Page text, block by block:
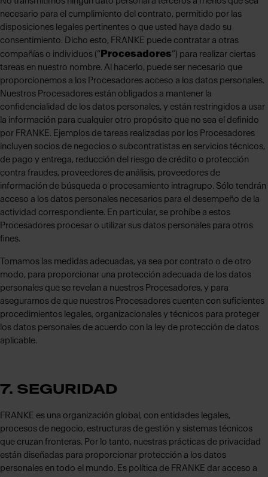
necesario para el cumplimiento del contrato, permitido por las
disposiciones legales pertinentes o que usted haya dado su
consentimiento. Dicho esto, FRANKE puede contratar a otras
compañías o individuos (“ Procesadores”) para realizar ciertas
tareas en nuestro nombre. Al hacerlo, puede ser necesario que
proporcionemos a los Procesadores acceso a los datos personales.
Nuestros Procesadores están obligados a mantener la
confidencialidad de los datos personales, y están restringidos a usar
la información para cualquier otro propósito que no sea el definido
por FRANKE. Ejemplos de tareas realizadas por los Procesadores
incluyen socios de negocios o subcontratistas en servicios técnicos,
de pago y entrega, reducción del riesgo de crédito o protección
contra fraudes, proveedores de análisis, proveedores de
información de búsqueda o procesamiento intragrupo. Sólo tendrán
acceso a los datos personales necesarios para el desempeño de la
actividad correspondiente. En particular, se prohíbe a estos
Procesadores procesar o utilizar sus datos personales para otros
fines.
Tomamos las medidas adecuadas, ya sea por contrato o de otro
modo, para proporcionar una protección adecuada de los datos
personales que se revelan a nuestros Procesadores, y para
asegurarnos de que nuestros Procesadores cuenten con suficientes
procedimientos legales, organizacionales y técnicos para proteger
los datos personales de acuerdo con la ley de protección de datos
aplicable.
7. SEGURIDAD
FRANKE es una organización global, con entidades legales,
procesos de negocio, estructuras de gestión y sistemas técnicos
que cruzan fronteras. Por lo tanto, nuestras prácticas de privacidad
están diseñadas para proporcionar protección a los datos
personales en todo el mundo. Es política de FRANKE dar acceso a